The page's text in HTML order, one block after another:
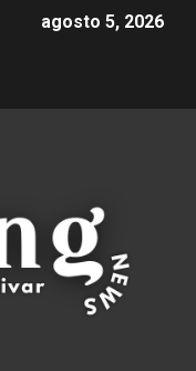
agosto 5, 2026